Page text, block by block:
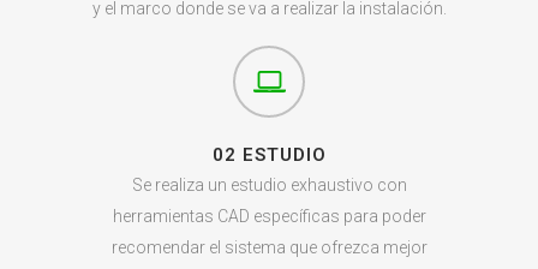
y el marco donde se va a realizar la instalación.
02 ESTUDIO
Se realiza un estudio exhaustivo con
herramientas CAD específicas para poder
recomendar el sistema que ofrezca mejor